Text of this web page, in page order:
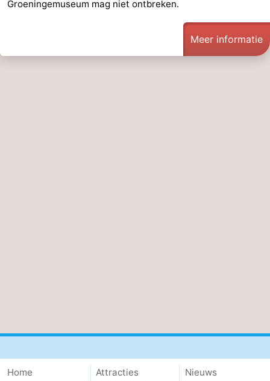
Groeningemuseum mag niet ontbreken.
Meer informatie
Home
Attracties
Nieuws